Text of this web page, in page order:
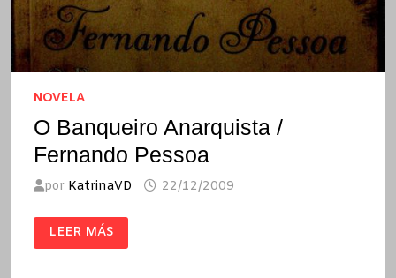
NOVELA
O Banqueiro Anarquista /
Fernando Pessoa
por KatrinaVD 22/12/2009
O
BANQUEIRO
ANARQUISTA
LEER MÁS